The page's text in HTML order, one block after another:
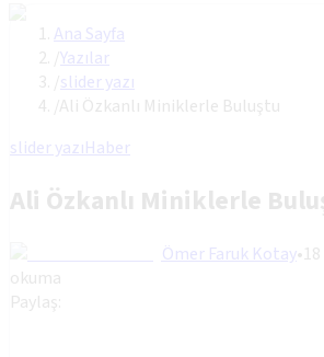
Ana Sayfa
Yazılar
slider yazı
Ali Özkanlı Miniklerle Buluştu
slider yazıHaber
Ali Özkanlı Miniklerle
Ömer Faruk Kotay•
okuma
Paylaş: